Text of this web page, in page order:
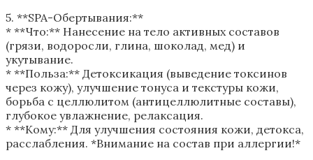
5. **SPA-Обертывания:**
* **Что:** Нанесение на тело активных составов
(грязи, водоросли, глина, шоколад, мед) и
укутывание.
* **Польза:** Детоксикация (выведение токсинов
через кожу), улучшение тонуса и текстуры кожи,
борьба с целлюлитом (антицеллюлитные составы),
глубокое увлажнение, релаксация.
* **Кому:** Для улучшения состояния кожи, детокса,
расслабления. *Внимание на состав при аллергии!*